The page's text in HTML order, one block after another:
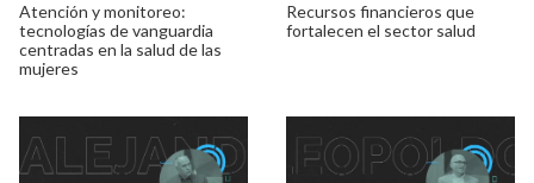
Atención y monitoreo:
tecnologías de vanguardia
centradas en la salud de las
mujeres
Recursos financieros que
fortalecen el sector salud